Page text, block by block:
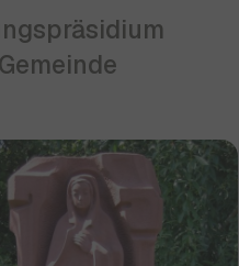
version for: